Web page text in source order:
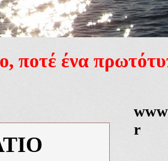
ποτέ ένα
r